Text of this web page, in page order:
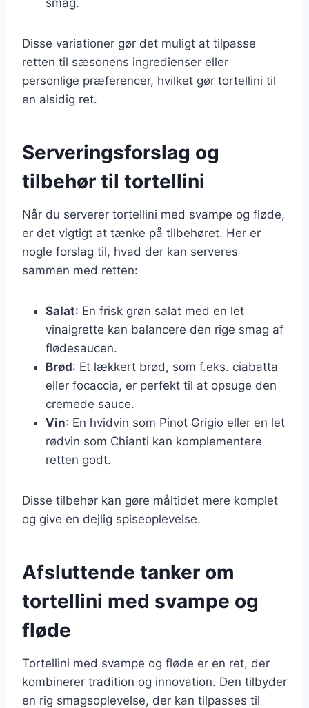
Disse variationer gør det muligt at tilpasse
retten til sæsonens ingredienser eller
personlige præferencer, hvilket gør tortellini til
en alsidig ret.
Serveringsforslag og
tilbehør til tortellini
Når du serverer tortellini med svampe og fløde,
er det vigtigt at tænke på tilbehøret. Her er
nogle forslag til, hvad der kan serveres
sammen med retten:
Salat: En frisk grøn salat med en let
vinaigrette kan balancere den rige smag af
flødesaucen.
Brød: Et lækkert brød, som f.eks. ciabatta
eller focaccia, er perfekt til at opsuge den
cremede sauce.
Vin: En hvidvin som Pinot Grigio eller en let
rødvin som Chianti kan komplementere
retten godt.
Disse tilbehør kan gøre måltidet mere komplet
og give en dejlig spiseoplevelse.
Afsluttende tanker om
tortellini med svampe og
fløde
Tortellini med svampe og fløde er en ret, der
kombinerer tradition og innovation. Den tilbyder
en rig smagsoplevelse, der kan tilpasses til